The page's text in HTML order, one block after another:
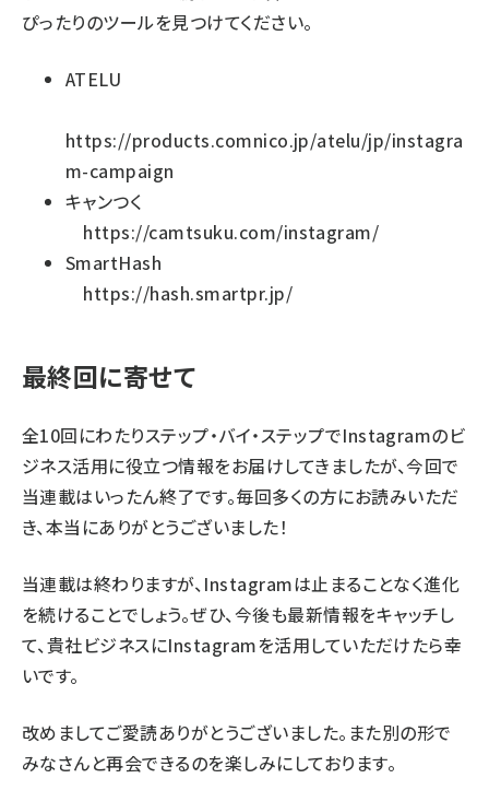
ぴったりのツールを見つけてください。
ATELU
https://products.comnico.jp/atelu/jp/instagra
m-campaign
キャンつく
https://camtsuku.com/instagram/
SmartHash
https://hash.smartpr.jp/
最終回に寄せて
全10回にわたりステップ・バイ・ステップでInstagramのビ
ジネス活用に役立つ情報をお届けしてきましたが、今回で
当連載はいったん終了です。毎回多くの方にお読みいただ
き、本当にありがとうございました！
当連載は終わりますが、Instagramは止まることなく進化
を続けることでしょう。ぜひ、今後も最新情報をキャッチし
て、貴社ビジネスにInstagramを活用していただけたら幸
いです。
改めましてご愛読ありがとうございました。また別の形で
みなさんと再会できるのを楽しみにしております。